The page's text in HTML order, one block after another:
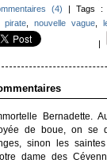
(4) | Tags
pirate, nouvelle vague,
|
Bernadette.
de boue, on se
sinon les saintes
dame des